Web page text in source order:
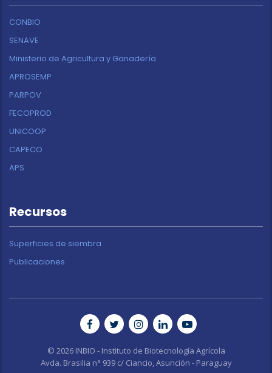
CONBIO
SENAVE
Ministerio de Agricultura y Ganadería
APROSEMP
PARPOV
FECOPROD
UNICOOP
CAPECO
APS
Recursos
Superficies de siembra
Publicaciones
© 2026 INBIO - Instituto de Biotecnología Agrícola
Avda. Brasilia n° 939 c/ Ciancio, Asunción - Paraguay